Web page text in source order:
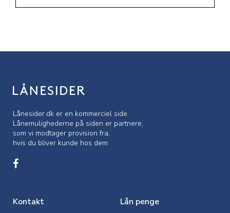
Lånesider.dk er en kommerciel side.
Lånemulighederne på siden er partnere,
som vi modtager provision fra,
hvis du bliver kunde hos dem
Kontakt Lån penge